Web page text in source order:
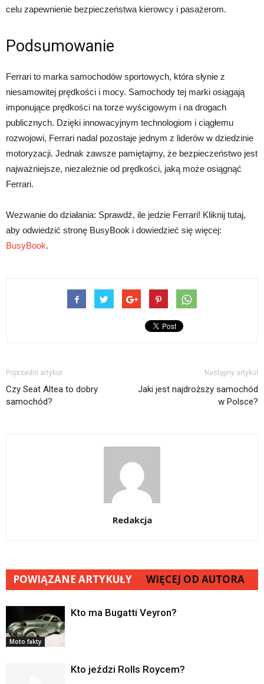
celu zapewnienie bezpieczeństwa kierowcy i pasażerom.
Podsumowanie
Ferrari to marka samochodów sportowych, która słynie z
niesamowitej prędkości i mocy. Samochody tej marki osiągają
imponujące prędkości na torze wyścigowym i na drogach
publicznych. Dzięki innowacyjnym technologiom i ciągłemu
rozwojowi, Ferrari nadal pozostaje jednym z liderów w dziedzinie
motoryzacji. Jednak zawsze pamiętajmy, że bezpieczeństwo jest
najważniejsze, niezależnie od prędkości, jaką może osiągnąć
Ferrari.
Wezwanie do działania: Sprawdź, ile jedzie Ferrari! Kliknij tutaj,
aby odwiedzić stronę BusyBook i dowiedzieć się więcej:
BusyBook.
Poprzedni artykuł
Czy Seat Altea to dobry
samochód?
Następny artykuł
Jaki jest najdroższy samochód
w Polsce?
Redakcja
POWIĄZANE ARTYKUŁY WIĘCEJ OD AUTORA
Moto fakty
Kto ma Bugatti Veyron?
Kto jeździ Rolls Roycem?